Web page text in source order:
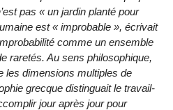
pas « un jardin planté pour
est « improbable », écrivait
comme un ensemble
raretés. Au sens philosophique,
les dimensions multiples de
grecque distinguait le travail-
jour après jour pour